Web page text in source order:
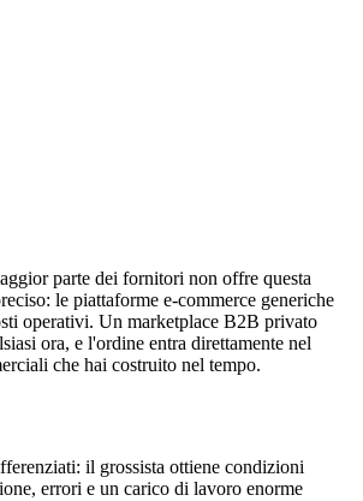
parte dei fornitori non offre questa
le piattaforme e-commerce generiche
operativi. Un marketplace B2B privato
ora, e l'ordine entra direttamente nel
che hai costruito nel tempo.
il grossista ottiene condizioni
errori e un carico di lavoro enorme